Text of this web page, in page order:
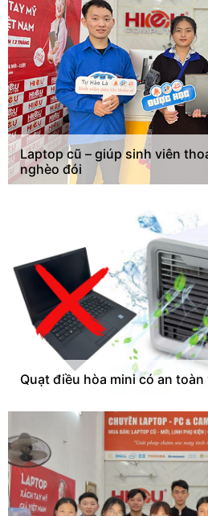
Laptop cũ – giúp sinh viên
nghèo đói
Quạt điều hòa mini có an